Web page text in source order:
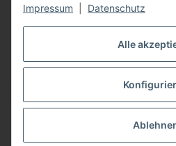
Alle
Impressum Datenschutz
Gesetzliche Informationen
Vertrag
* Alle Preise zzgl. gesetzlicher USt., zzgl.